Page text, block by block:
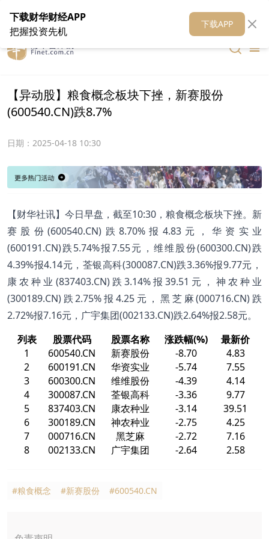
在线客服 关于我们 财华媒体矩阵 财华智库
【异动股】粮食概念板块下挫，新赛股份
(600540.CN)跌8.7%
日期： 2025-04-18 10:30
【财华社讯】今日早盘，截至10:30，粮食概念板块下挫。新
赛股份(600540.CN)跌8.70%报4.83元，华资实业
(600191.CN)跌5.74%报7.55元，维维股份(600300.CN)跌
4.39%报4.14元，荃银高科(300087.CN)跌3.36%报9.77元，
康农种业(837403.CN)跌3.14%报39.51元，神农种业
(300189.CN)跌2.75%报4.25元，黑芝麻(000716.CN)跌
2.72%报7.16元，广宇集团(002133.CN)跌2.64%报2.58元。
列表
股票代码 股票名称 涨跌幅(%)
最新价
1
600540.CN 新赛股份 -8.70
4.83
2
600191.CN 华资实业 -5.74
7.55
3
600300.CN 维维股份 -4.39
4.14
4
300087.CN 荃银高科 -3.36
9.77
5
837403.CN 康农种业 -3.14
39.51
6
300189.CN 神农种业 -2.75
4.25
7
000716.CN 黑芝麻 -2.72
7.16
8
002133.CN 广宇集团 -2.64 2.58
#粮食概念 #新赛股份 #600540.CN
下载财华财经APP
把握投资先机
下载APP